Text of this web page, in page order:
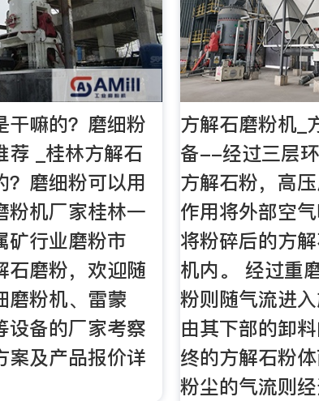
干嘛的？磨细粉
荐 _桂林方解石
？磨细粉可以用
粉机厂家桂林一
矿行业磨粉市
石磨粉，欢迎随
磨粉机、雷蒙
设备的厂家考察
案及产品报价详
方解石磨粉机_
备--经过三层
方解石粉，高
作用将外部空
将粉碎后的方
机内。 经过重
粉则随气流进
由其下部的卸
终的方解石粉
粉尘的气流则